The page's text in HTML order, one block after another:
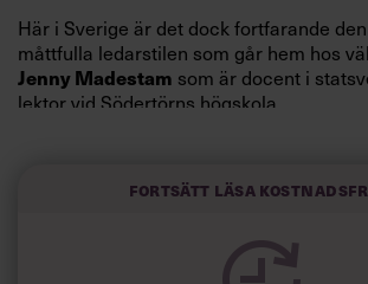
Här i Sverige är det dock fortfarande
måttfulla ledarstilen som går hem hos
Jenny Madestam som är docent i
lektor vid Södertörns högskola.
kompetenta och stå med båda fötterna
spelevink i högklackat, är hur jag brukar
önskningar som svenskarna för fram i
Fortsätt läsa